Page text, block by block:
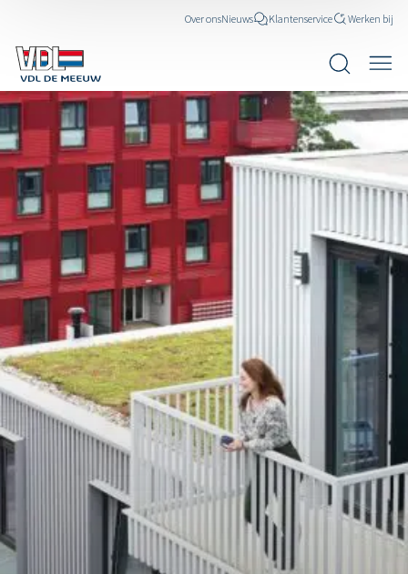
Over onsNieuws Klantenservice Werken bij